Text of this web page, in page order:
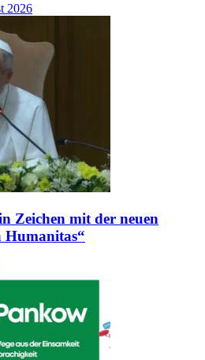
2026
Zeichen mit der neuen